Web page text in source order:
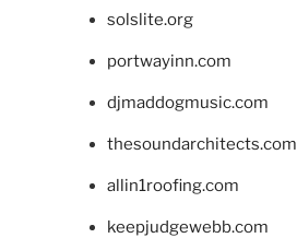
solslite.org
portwayinn.com
djmaddogmusic.com
thesoundarchitects.com
allin1roofing.com
keepjudgewebb.com